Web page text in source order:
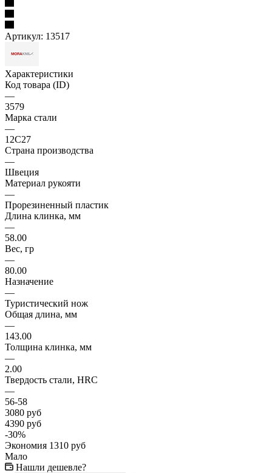
Артикул: 13517
Характеристики
Код товара (ID)
—
3579
Марка стали
—
12C27
Страна производства
—
Швеция
Материал рукояти
—
Прорезиненный пластик
Длина клинка, мм
—
58.00
Вес, гр
—
80.00
Назначение
—
Туристический нож
Общая длина, мм
—
143.00
Толщина клинка, мм
—
2.00
Твердость стали, HRC
—
56-58
3080 руб
4390 руб
-30%
Экономия 1310 руб
Мало
Нашли дешевле?